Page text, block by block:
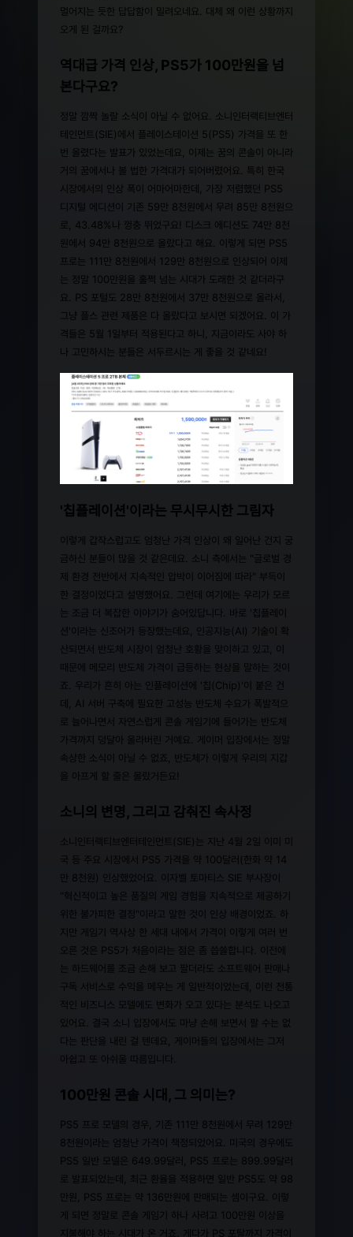
멀어지는 듯한 답답함이 밀려오네요. 대체 왜 이런 상황까지
오게 된 걸까요?
역대급 가격 인상, PS5가 100만원을 넘
본다구요?
정말 깜짝 놀랄 소식이 아닐 수 없어요. 소니인터랙티브엔터
테인먼트(SIE)에서 플레이스테이션 5(PS5) 가격을 또 한
번 올렸다는 발표가 있었는데요, 이제는 꿈의 콘솔이 아니라
거의 꿈에서나 볼 법한 가격대가 되어버렸어요. 특히 한국
시장에서의 인상 폭이 어마어마한데, 가장 저렴했던 PS5
디지털 에디션이 기존 59만 8천원에서 무려 85만 8천원으
로, 43.48%나 껑충 뛰었구요! 디스크 에디션도 74만 8천
원에서 94만 8천원으로 올랐다고 해요. 이렇게 되면 PS5
프로는 111만 8천원에서 129만 8천원으로 인상되어 이제
는 정말 100만원을 훌쩍 넘는 시대가 도래한 것 같더라구
요. PS 포털도 28만 8천원에서 37만 8천원으로 올라서,
그냥 플스 관련 제품은 다 올랐다고 보시면 되겠어요. 이 가
격들은 5월 1일부터 적용된다고 하니, 지금이라도 사야 하
나 고민하시는 분들은 서두르시는 게 좋을 것 같네요!
'칩플레이션'이라는 무시무시한 그림자
이렇게 갑작스럽고도 엄청난 가격 인상이 왜 일어난 건지 궁
금하신 분들이 많을 것 같은데요. 소니 측에서는 "글로벌 경
제 환경 전반에서 지속적인 압박이 이어짐에 따라" 부득이
한 결정이었다고 설명했어요. 그런데 여기에는 우리가 모르
는 조금 더 복잡한 이야기가 숨어있답니다. 바로 '칩플레이
션'이라는 신조어가 등장했는데요, 인공지능(AI) 기술이 확
산되면서 반도체 시장이 엄청난 호황을 맞이하고 있고, 이
때문에 메모리 반도체 가격이 급등하는 현상을 말하는 것이
죠. 우리가 흔히 아는 인플레이션에 '칩(Chip)'이 붙은 건
데, AI 서버 구축에 필요한 고성능 반도체 수요가 폭발적으
로 늘어나면서 자연스럽게 콘솔 게임기에 들어가는 반도체
가격까지 덩달아 올라버린 거예요. 게이머 입장에서는 정말
속상한 소식이 아닐 수 없죠, 반도체가 이렇게 우리의 지갑
을 아프게 할 줄은 몰랐거든요!
소니의 변명, 그리고 감춰진 속사정
소니인터랙티브엔터테인먼트(SIE)는 지난 4월 2일 이미 미
국 등 주요 시장에서 PS5 가격을 약 100달러(한화 약 14
만 8천원) 인상했었어요. 이자벨 토마티스 SIE 부사장이
"혁신적이고 높은 품질의 게임 경험을 지속적으로 제공하기
위한 불가피한 결정"이라고 말한 것이 인상 배경이었죠. 하
지만 게임기 역사상 한 세대 내에서 가격이 이렇게 여러 번
오른 것은 PS5가 처음이라는 점은 좀 씁쓸합니다. 이전에
는 하드웨어를 조금 손해 보고 팔더라도 소프트웨어 판매나
구독 서비스로 수익을 메우는 게 일반적이었는데, 이런 전통
적인 비즈니스 모델에도 변화가 오고 있다는 분석도 나오고
있어요. 결국 소니 입장에서도 마냥 손해 보면서 팔 수는 없
다는 판단을 내린 걸 텐데요, 게이머들의 입장에서는 그저
아쉽고 또 아쉬울 따름입니다.
100만원 콘솔 시대, 그 의미는?
PS5 프로 모델의 경우, 기존 111만 8천원에서 무려 129만
8천원이라는 엄청난 가격이 책정되었어요. 미국의 경우에도
PS5 일반 모델은 649.99달러, PS5 프로는 899.99달러
로 발표되었는데, 최근 환율을 적용하면 일반 PS5도 약 98
만원, PS5 프로는 약 136만원에 판매되는 셈이구요. 이렇
게 되면 정말로 콘솔 게임기 하나 사려고 100만원 이상을
지불해야 하는 시대가 온 거죠. 게다가 PS 포탈까지 가격이